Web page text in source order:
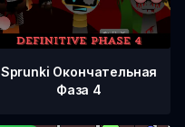
Sprunki Окончательная
Фаза 4